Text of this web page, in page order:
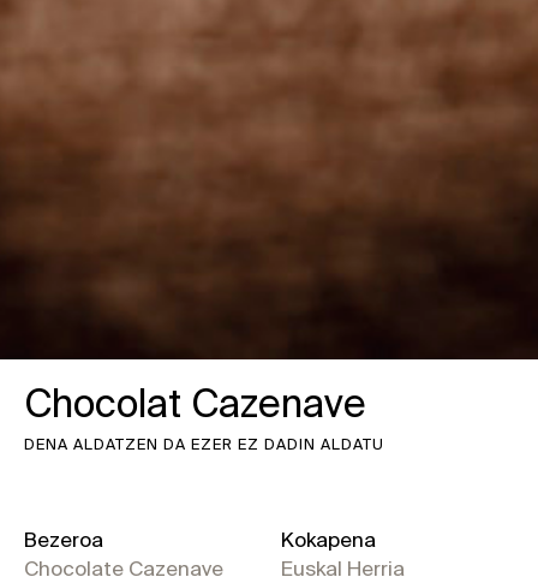
Chocolat Cazenave
DENA ALDATZEN DA EZER EZ DADIN ALDATU
Bezeroa
Chocolate Cazenave
Kokapena
Euskal Herria